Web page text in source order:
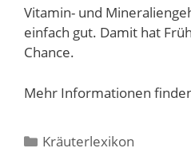
Vitamin- und
einfach gut. Damit hat
Chance.
Mehr Informationen
Kategorien
Kräuterlexikon